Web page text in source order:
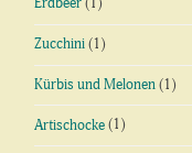
Erdbeer (1)
Zucchini (1)
Kürbis und Melonen (1)
Artischocke (1)